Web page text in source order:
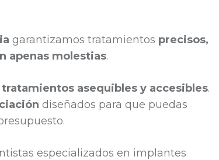
garantizamos tratamientos precisos,
apenas molestias.
tratamientos asequibles y accesibles.
diseñados para que puedas
especializados en implantes